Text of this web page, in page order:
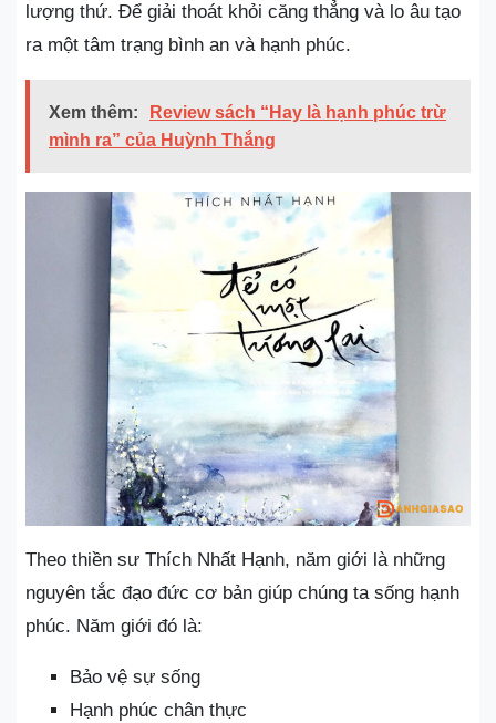
lượng thứ. Để giải thoát khỏi căng thẳng và lo âu tạo
ra một tâm trạng bình an và hạnh phúc.
Xem thêm:
Review sách “Hay là hạnh phúc trừ
mình ra” của Huỳnh Thắng
Theo thiền sư Thích Nhất Hạnh, năm giới là những
nguyên tắc đạo đức cơ bản giúp chúng ta sống hạnh
phúc. Năm giới đó là:
Bảo vệ sự sống
Hạnh phúc chân thực